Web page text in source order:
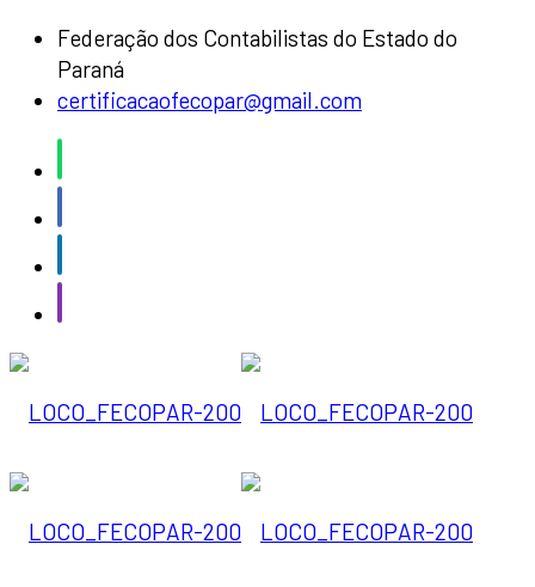
Federação dos Contabilistas do Estado do
Paraná
certificacaofecopar@gmail.com